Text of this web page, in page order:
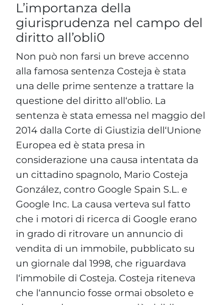
L’importanza della
giurisprudenza nel campo del
diritto all’obli0
Non può non farsi un breve accenno
alla famosa sentenza Costeja è stata
una delle prime sentenze a trattare la
questione del diritto all‘oblio. La
sentenza è stata emessa nel maggio del
2014 dalla Corte di Giustizia dell‘Unione
Europea ed è stata presa in
considerazione una causa intentata da
un cittadino spagnolo, Mario Costeja
González, contro Google Spain S.L. e
Google Inc. La causa verteva sul fatto
che i motori di ricerca di Google erano
in grado di ritrovare un annuncio di
vendita di un immobile, pubblicato su
un giornale dal 1998, che riguardava
l‘immobile di Costeja. Costeja riteneva
che l‘annuncio fosse ormai obsoleto e